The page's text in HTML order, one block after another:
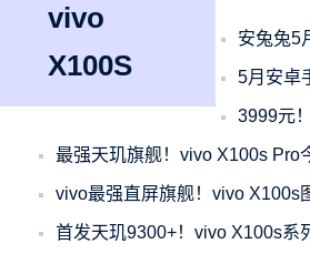
vivo
X100S
安兔兔5
5月安卓
3999元
最强天玑旗舰！vivo X100s Pro
vivo最强直屏旗舰！vivo X100s
首发天玑9300+！vivo X100s系